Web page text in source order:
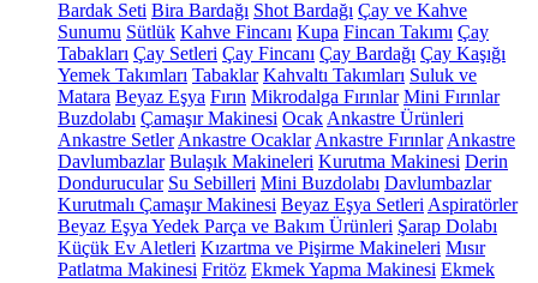
Bardak Seti Bira Bardağı Shot Bardağı Çay ve Kahve
Sunumu Sütlük Kahve Fincanı Kupa Fincan Takımı Çay
Tabakları Çay Setleri Çay Fincanı Çay Bardağı Çay Kaşığı
Yemek Takımları Tabaklar Kahvaltı Takımları Suluk ve
Matara Beyaz Eşya Fırın Mikrodalga Fırınlar Mini Fırınlar
Buzdolabı Çamaşır Makinesi Ocak Ankastre Ürünleri
Ankastre Setler Ankastre Ocaklar Ankastre Fırınlar Ankastre
Davlumbazlar Bulaşık Makineleri Kurutma Makinesi Derin
Dondurucular Su Sebilleri Mini Buzdolabı Davlumbazlar
Kurutmalı Çamaşır Makinesi Beyaz Eşya Setleri Aspiratörler
Beyaz Eşya Yedek Parça ve Bakım Ürünleri Şarap Dolabı
Küçük Ev Aletleri Kızartma ve Pişirme Makineleri Mısır
Patlatma Makinesi Fritöz Ekmek Yapma Makinesi Ekmek